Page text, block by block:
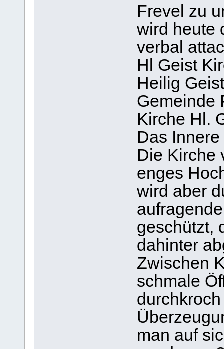
Frevel zu
wird heute
verbal
Hl Geist
Heilig
Gemeinde
Kirche Hl.
Das
Die Kirche
enges
wird aber
geschützt,
dahinter
Zwischen
schmale
man auf